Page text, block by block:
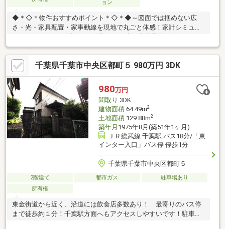
ョン
◆＊◇＊物件おすすめポイント＊◇＊◆～図面では掴めない広
さ・光・家具配置・家事動線を現地で丸ごと体感！家計シミュレ
ムーズに来場予約～♪◆リフォーム完了しました！いつでも見学
可能♪◇2路線2駅徒歩利用可能！◆徒歩圏内に施設充実の好立地
♪◇収納充実！小屋裏収納付き♪◆いろいろなご希望がございまし
たら、お客様のご要望をどしどしお聞かせください♪弊社の専門ス
タッフがお答えいたします♪『売ったり買ったり・住宅ローンのご
相談・地域の情報等・不動産に関すること』は、不動産のプロフ
ェッショナル・センチュリー21千葉リアルティーへ！
千葉県千葉市中央区都町５ 980万円 3DK
980万円
間取り 3DK
建物面積64.49m2
土地面積129.88m2
築年月 1975年8月(築51年1ヶ月)
ＪＲ総武線 千葉駅 バス18分/「東
インター入口」バス停 停歩1分
千葉県千葉市中央区都町５
2階建て 都市ガス
駐車場あり
所有権
東金街道から近く、沿道には飲食店多数あり！ 最寄りのバス停
まで徒歩約１分！千葉駅方面へもアクセスしやすいです！駐車ス
ペース有り！